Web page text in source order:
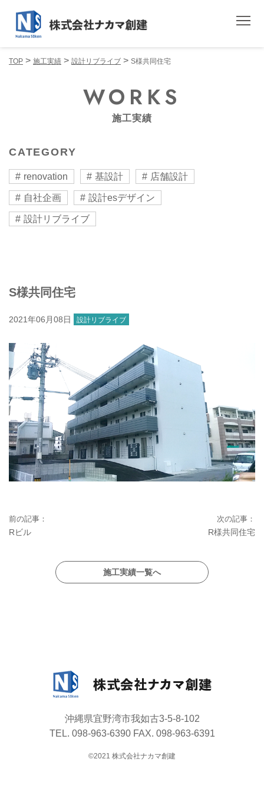
TOP > 施工実績 > 設計リブライブ > S様共同住宅
WORKS
施工実績
CATEGORY
renovation 基設計 店舗設計
自社企画 設計esデザイン
設計リブライブ
S様共同住宅
2021年06月08日 設計リブライブ
Rビル R様共同住宅
施工実績一覧へ
沖縄県宜野湾市我如古3-5-8-102
TEL. 098-963-6390 FAX. 098-963-6391
©2021 株式会社ナカマ創建